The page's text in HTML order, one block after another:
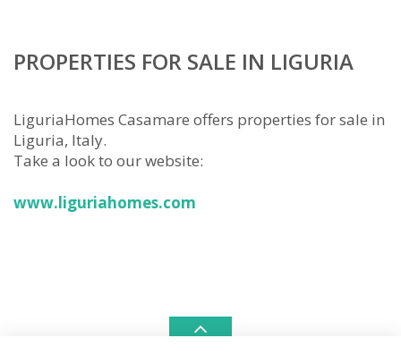
PROPERTIES FOR SALE IN LIGURIA
LiguriaHomes Casamare offers properties for sale in
Liguria, Italy.
Take a look to our website:
www.liguriahomes.com